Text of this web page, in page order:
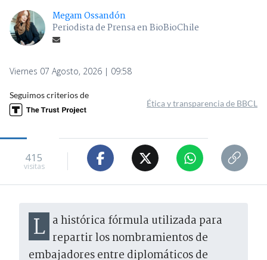
Megam Ossandón
Periodista de Prensa en BioBioChile
Viernes 07 Agosto, 2026 | 09:58
Seguimos criterios de
Ética y transparencia de BBCL
415
visitas
La histórica fórmula utilizada para repartir los nombramientos de
embajadores entre diplomáticos de